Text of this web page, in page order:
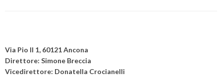
sarà
mai
o
s
t
Via Pio II 1, 60121 Ancona
Direttore: Simone Breccia
Vicedirettore: Donatella Crocianelli